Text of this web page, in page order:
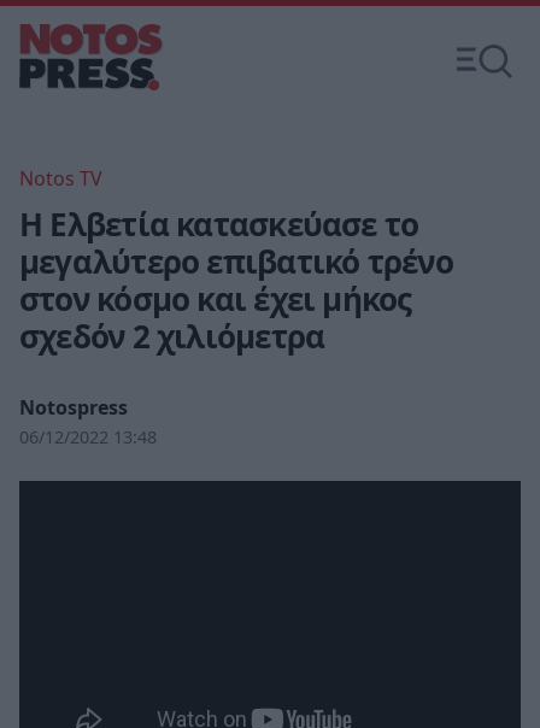
Notos TV
Η Ελβετία κατασκεύασε το
μεγαλύτερο επιβατικό τρένο
στον κόσμο και έχει μήκος
σχεδόν 2 χιλιόμετρα
Notospress
06/12/2022 13:48